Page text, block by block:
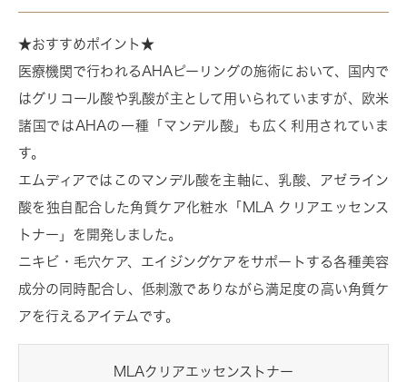
★おすすめポイント★
医療機関で行われるAHAピーリングの施術において、国内で
はグリコール酸や乳酸が主として用いられていますが、欧米
諸国ではAHAの一種「マンデル酸」も広く利用されていま
す。
エムディアではこのマンデル酸を主軸に、乳酸、アゼライン
酸を独自配合した角質ケア化粧水「MLA クリアエッセンス
トナー」を開発しました。
ニキビ・毛穴ケア、エイジングケアをサポートする各種美容
成分の同時配合し、低刺激でありながら満足度の高い角質ケ
アを行えるアイテムです。
MLAクリアエッセンストナー